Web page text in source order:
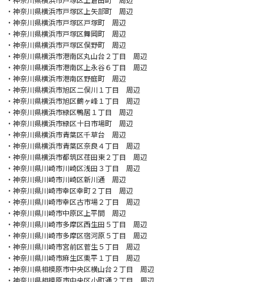
・神奈川県横浜市戸塚区上矢部町 周辺
・神奈川県横浜市戸塚区戸塚町 周辺
・神奈川県横浜市戸塚区舞岡町 周辺
・神奈川県横浜市戸塚区俣野町 周辺
・神奈川県横浜市港南区丸山台２丁目 周辺
・神奈川県横浜市港南区上永谷６丁目 周辺
・神奈川県横浜市港南区野庭町 周辺
・神奈川県横浜市旭区二俣川１丁目 周辺
・神奈川県横浜市旭区鶴ヶ峰１丁目 周辺
・神奈川県横浜市緑区鴨居１丁目 周辺
・神奈川県横浜市緑区十日市場町 周辺
・神奈川県横浜市青葉区千草台 周辺
・神奈川県横浜市青葉区奈良４丁目 周辺
・神奈川県横浜市都筑区荏田東２丁目 周辺
・神奈川県川崎市川崎区浅田３丁目 周辺
・神奈川県川崎市川崎区新川通 周辺
・神奈川県川崎市幸区幸町２丁目 周辺
・神奈川県川崎市幸区古市場２丁目 周辺
・神奈川県川崎市中原区上平間 周辺
・神奈川県川崎市多摩区西生田５丁目 周辺
・神奈川県川崎市多摩区宿河原５丁目 周辺
・神奈川県川崎市宮前区菅生５丁目 周辺
・神奈川県川崎市麻生区栗平１丁目 周辺
・神奈川県相模原市中央区横山台２丁目 周辺